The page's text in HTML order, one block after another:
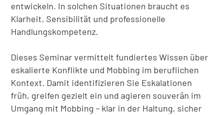
entwickeln. In solchen Situationen braucht es
Klarheit, Sensibilität und professionelle
Handlungskompetenz.
Dieses Seminar vermittelt fundiertes Wissen über
eskalierte Konflikte und Mobbing im beruflichen
Kontext. Damit identifizieren Sie Eskalationen
früh, greifen gezielt ein und agieren souverän im
Umgang mit Mobbing – klar in der Haltung, sicher